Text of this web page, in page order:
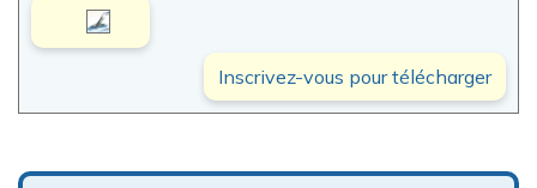
Inscrivez-vous pour télécharger